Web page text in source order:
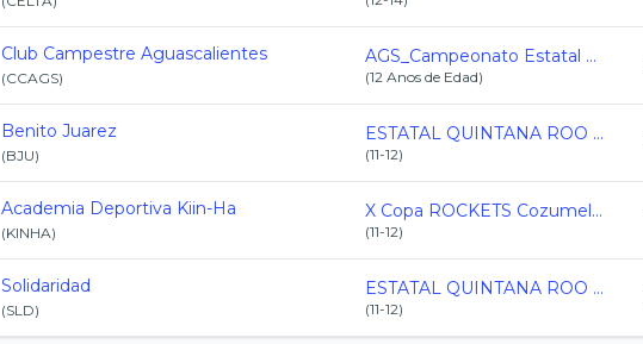
Club Campestre Aguascalientes
(CCAGS)
AGS_Campeonato Estatal de Natacion CC2024
(12 Anos de Edad)
Benito Juarez
(BJU)
ESTATAL QUINTANA ROO CC 2024
(11-12)
Academia Deportiva Kiin-Ha
(KINHA)
X Copa ROCKETS Cozumel 2024
(11-12)
Solidaridad
(SLD)
ESTATAL QUINTANA ROO CC 2024
(11-12)